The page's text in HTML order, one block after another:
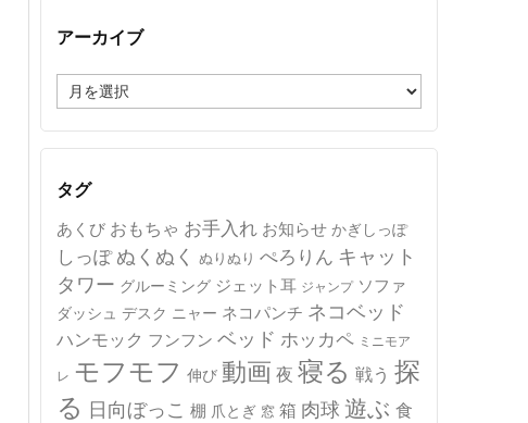
アーカイブ
ー
カ
イ
タグ
あくび おもちゃ お手入れ お知らせ かぎしっぽ
しっぽ ぬくぬく ぬりぬり ぺろりん キャット
タワー グルーミング ジェット耳 ジャンプ ソファ
ダッシュ デスク ニャー ネコパンチ ネコベッド
ハンモック フンフン ベッド ホッカペ ミニモア
レ モフモフ 伸び 動画 夜 寝る 戦う 探
る 日向ぼっこ 棚 爪とぎ 窓 箱 肉球 遊ぶ 食